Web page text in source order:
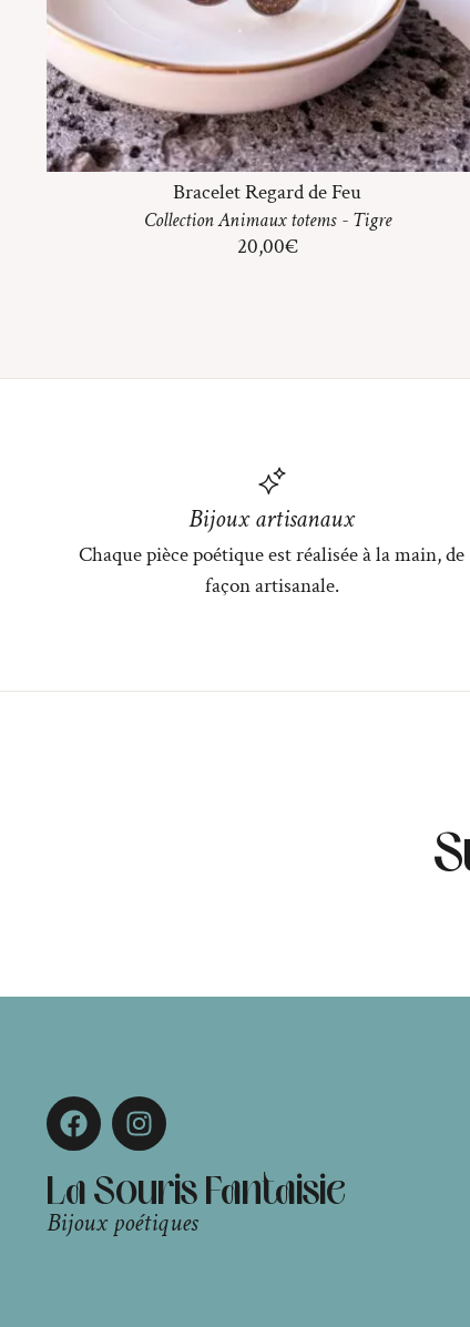
Bracelet Regard de Feu
CollectionAnimaux totems - Tigre
20,00€
Bijoux artisanaux
Chaque pièce poétique est réalisée à la main, de
façon artisanale.
La Souris Fantaisie
Bijoux poétiques